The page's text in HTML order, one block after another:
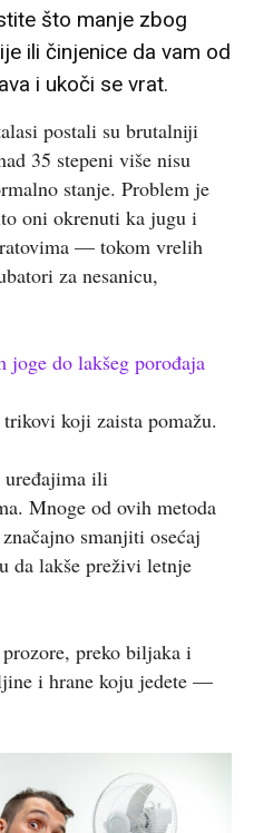
što manje zbog
ili činjenice da vam od
i ukoči se vrat.
postali su brutalniji
35 stepeni više nisu
stanje. Problem je
oni okrenuti ka jugu i
— tokom vrelih
za nesanicu,
joge do lakšeg porođaja
koji zaista pomažu.
uređajima ili
Mnoge od ovih metoda
smanjiti osećaj
da lakše preživi letnje
preko biljaka i
i hrane koju jedete —